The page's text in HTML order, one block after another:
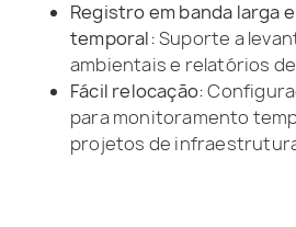
Registro em banda larga
temporal:Suporte a
ambientais e relatórios
Fácil relocação:
para monitoramento
projetos de